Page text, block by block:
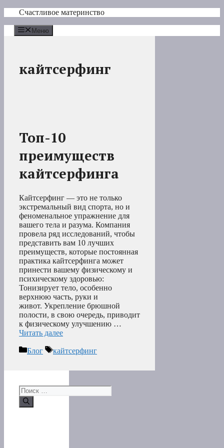
Перейти
содержимому
Счастливое материнство
Меню
кайтсерфинг
Топ-10
преимуществ
кайтсерфинга
Кайтсерфинг — это не только
экстремальный вид спорта, но и
феноменальное упражнение для
вашего тела и разума. Компания
провела ряд исследований, чтобы
представить вам 10 лучших
преимуществ, которые постоянная
практика кайтсерфинга может
принести вашему физическому и
психическому здоровью:
Тонизирует тело, особенно
верхнюю часть, руки и
живот. Укрепление брюшной
полости, в свою очередь, приводит
к физическому улучшению …
Читать далее
Рубрики
Блог Метки
кайтсерфинг
Поиск: